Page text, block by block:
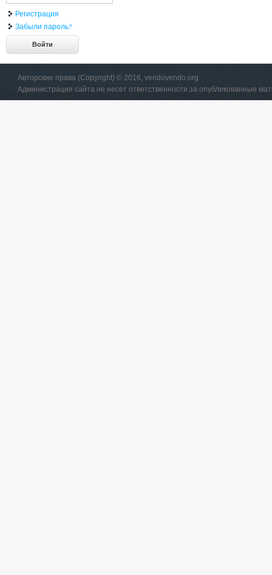
Регистрация
Забыли пароль?
Авторские права (Copyright) © 2016, vendovendo.org
Администрация сайта не несет ответственности за опубликованные